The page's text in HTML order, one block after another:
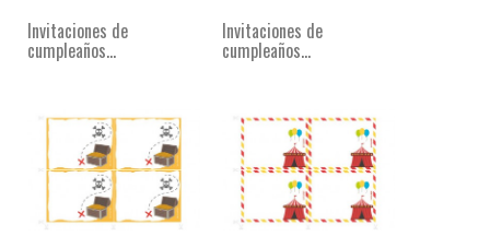
Invitaciones de
cumpleaños...
Invitaciones de
cumpleaños...